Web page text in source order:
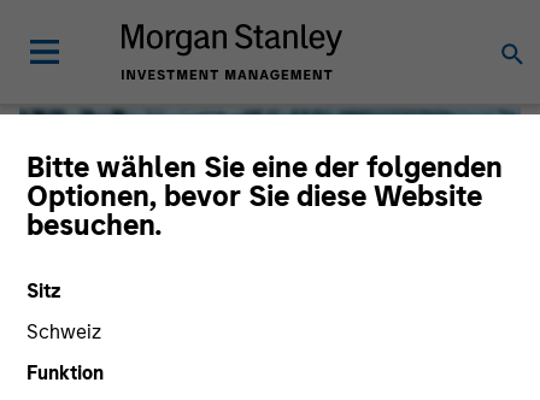
Bitte wählen Sie eine der folgenden
Optionen, bevor Sie diese Website
besuchen.
Sitz
Schweiz
Funktion